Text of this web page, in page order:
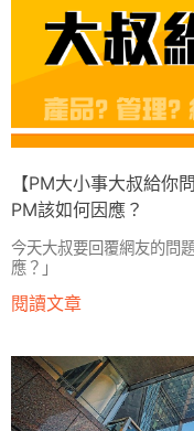
【PM大小事大叔給你
PM該如何因應？
今天大叔要回覆網友的問
應？」
閱讀文章